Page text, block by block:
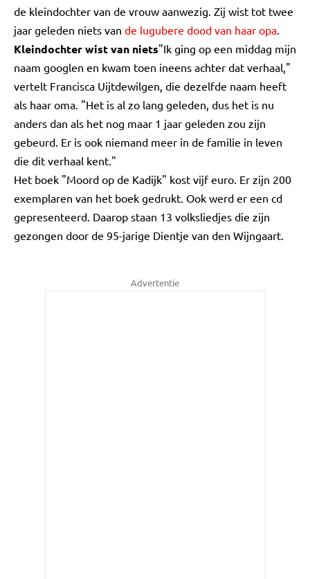
de kleindochter van de vrouw aanwezig. Zij wist tot twee
jaar geleden niets van de lugubere dood van haar opa.
Kleindochter wist van niets"Ik ging op een middag mijn
naam googlen en kwam toen ineens achter dat verhaal,"
vertelt Francisca Uijtdewilgen, die dezelfde naam heeft
als haar oma. "Het is al zo lang geleden, dus het is nu
anders dan als het nog maar 1 jaar geleden zou zijn
gebeurd. Er is ook niemand meer in de familie in leven
die dit verhaal kent."
Het boek "Moord op de Kadijk" kost vijf euro. Er zijn 200
exemplaren van het boek gedrukt. Ook werd er een cd
gepresenteerd. Daarop staan 13 volksliedjes die zijn
gezongen door de 95-jarige Dientje van den Wijngaart.
Advertentie